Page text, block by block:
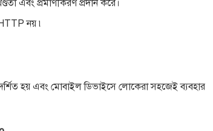
এবং প্রমাণীকরণ প্রদান করে।
নয় ৷
হয় এবং মোবাইল ডিভাইসে লোকেরা সহজেই ব্যবহার